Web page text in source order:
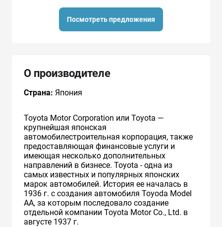
Посмотреть предложения
О производителе
Страна: Япония
Toyota Motor Corporation или Toyota —
крупнейшая японская
автомобилестроительная корпорация, также
предоставляющая финансовые услуги и
имеющая несколько дополнительных
направлений в бизнесе. Toyota - одна из
самых известных и популярных японских
марок автомобилей. История ее началась в
1936 г. с создания автомобиля Toyoda Model
AA, за которым последовало создание
отдельной компании Toyota Motor Co., Ltd. в
августе 1937 г.